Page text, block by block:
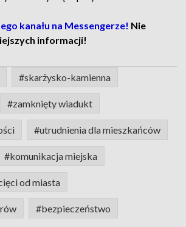
kanału na Messengerze! Nie
informacji!
#skarżysko-kamienna
#zamknięty wiadukt
#utrudnienia dla mieszkańców
#komunikacja miejska
od miasta
#bezpieczeństwo